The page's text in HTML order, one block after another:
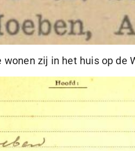
wonen zij in het huis op de